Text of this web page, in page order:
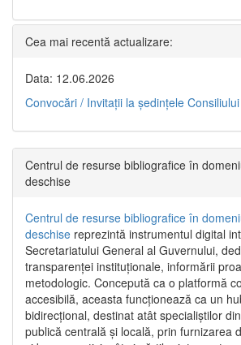
Cea mai recentă actualizare:
Data: 12.06.2026
Convocări / Invitaţii la şedinţele
Centrul de resurse bibliografice în
deschise
Centrul de resurse bibliografice în
deschise reprezintă instrumentul digital
Secretariatului General al Guvernului,
transparenței instituționale, informării
metodologic. Concepută ca o platformă
accesibilă, aceasta funcționează ca un
bidirecțional, destinat atât specialiștilor
publică centrală și locală, prin furnizarea